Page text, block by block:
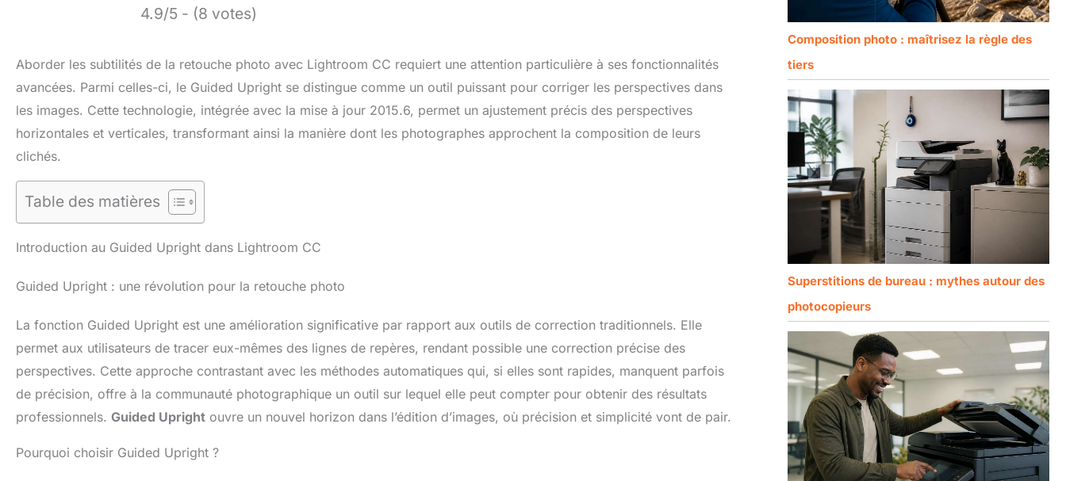
4.9/5 - (8 votes)
Aborder les subtilités de la retouche photo avec Lightroom CC requiert une attention particulière à ses fonctionnalités
avancées. Parmi celles-ci, le Guided Upright se distingue comme un outil puissant pour corriger les perspectives dans
les images. Cette technologie, intégrée avec la mise à jour 2015.6, permet un ajustement précis des perspectives
horizontales et verticales, transformant ainsi la manière dont les photographes approchent la composition de leurs
clichés.
Table des matières
Introduction au Guided Upright dans Lightroom CC
Guided Upright : une révolution pour la retouche photo
La fonction Guided Upright est une amélioration significative par rapport aux outils de correction traditionnels. Elle
permet aux utilisateurs de tracer eux-mêmes des lignes de repères, rendant possible une correction précise des
perspectives. Cette approche contrastant avec les méthodes automatiques qui, si elles sont rapides, manquent parfois
de précision, offre à la communauté photographique un outil sur lequel elle peut compter pour obtenir des résultats
professionnels. Guided Upright ouvre un nouvel horizon dans l’édition d’images, où précision et simplicité vont de pair.
Pourquoi choisir Guided Upright ?
Composition photo : maîtrisez la règle des
tiers
Superstitions de bureau : mythes autour des
photocopieurs